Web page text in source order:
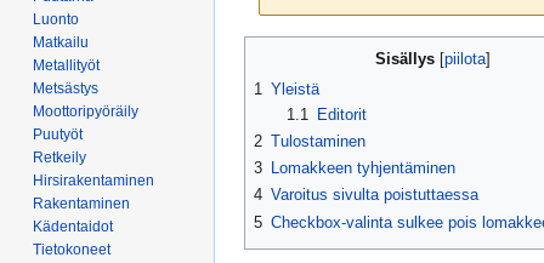
Sisällys
1 Yleistä
1.1
Editorit
2 Tulostaminen
3 Lomakkeen tyhjentäminen
4 Varoitus sivulta poistuttaessa
5 Checkbox-valinta sulkee pois
Luonto
Matkailu
Metallityöt
Metsästys
Moottoripyöräily
Puutyöt
Retkeily
Hirsirakentaminen
Rakentaminen
Kädentaidot
Tietokoneet